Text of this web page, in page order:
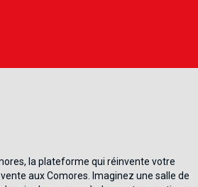
la plateforme qui réinvente votre
aux Comores. Imaginez une salle de